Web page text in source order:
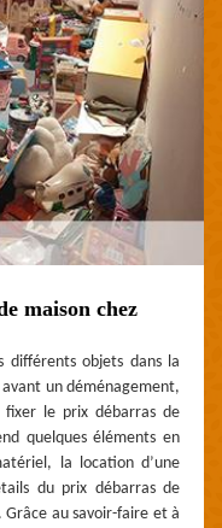
maison chez
différents objets dans la
un déménagement,
fixer le prix débarras de
quelques éléments en
la location d’une
du prix débarras de
Grâce au savoir-faire et à